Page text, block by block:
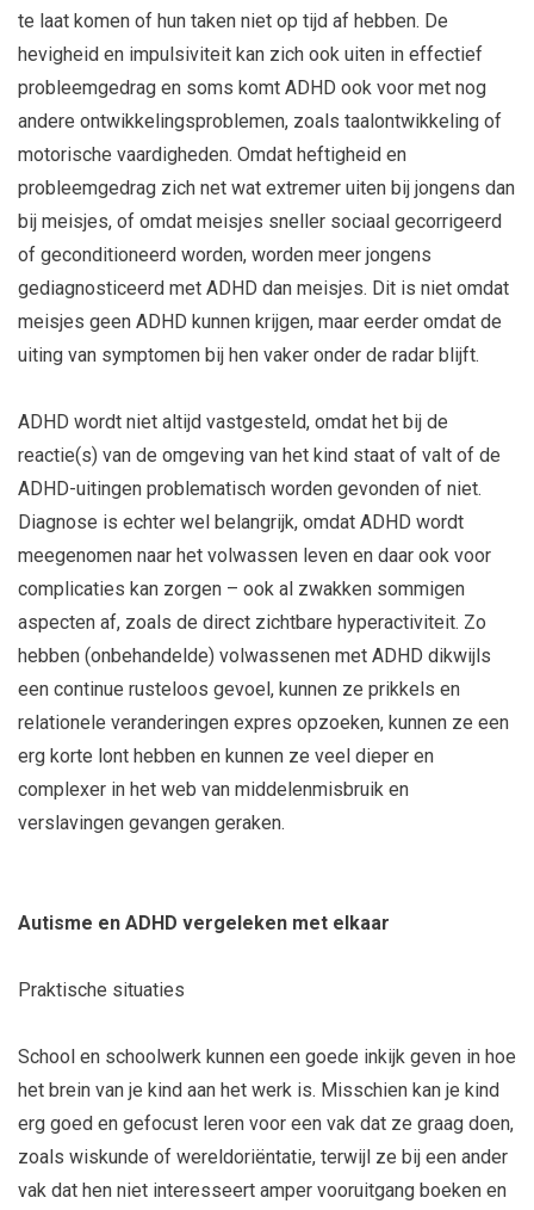
te laat komen of hun taken niet op tijd af hebben. De
hevigheid en impulsiviteit kan zich ook uiten in effectief
probleemgedrag en soms komt ADHD ook voor met nog
andere ontwikkelingsproblemen, zoals taalontwikkeling of
motorische vaardigheden. Omdat heftigheid en
probleemgedrag zich net wat extremer uiten bij jongens dan
bij meisjes, of omdat meisjes sneller sociaal gecorrigeerd
of geconditioneerd worden, worden meer jongens
gediagnosticeerd met ADHD dan meisjes. Dit is niet omdat
meisjes geen ADHD kunnen krijgen, maar eerder omdat de
uiting van symptomen bij hen vaker onder de radar blijft.
ADHD wordt niet altijd vastgesteld, omdat het bij de
reactie(s) van de omgeving van het kind staat of valt of de
ADHD-uitingen problematisch worden gevonden of niet.
Diagnose is echter wel belangrijk, omdat ADHD wordt
meegenomen naar het volwassen leven en daar ook voor
complicaties kan zorgen – ook al zwakken sommigen
aspecten af, zoals de direct zichtbare hyperactiviteit. Zo
hebben (onbehandelde) volwassenen met ADHD dikwijls
een continue rusteloos gevoel, kunnen ze prikkels en
relationele veranderingen expres opzoeken, kunnen ze een
erg korte lont hebben en kunnen ze veel dieper en
complexer in het web van middelenmisbruik en
verslavingen gevangen geraken.
Autisme en ADHD vergeleken met elkaar
Praktische situaties
School en schoolwerk kunnen een goede inkijk geven in hoe
het brein van je kind aan het werk is. Misschien kan je kind
erg goed en gefocust leren voor een vak dat ze graag doen,
zoals wiskunde of wereldoriëntatie, terwijl ze bij een ander
vak dat hen niet interesseert amper vooruitgang boeken en